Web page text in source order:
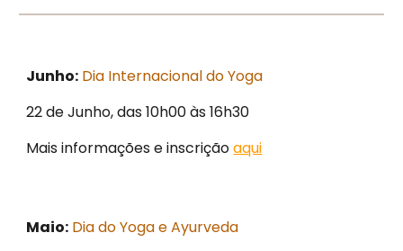
Junho: Dia Internacional do Yoga
22 de Junho, das 10h00 às 16h30
Mais informações e inscriçãoaqui
Maio: Dia do Yoga e Ayurveda